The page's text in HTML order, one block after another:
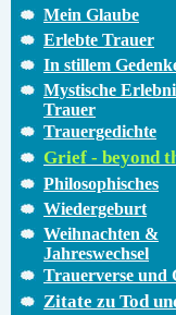
Mein Glaube
Erlebte Trauer
In stillem
Mystische
Trauer
Trauergedichte
Grief - beyond
Philosophisches
Wiedergeburt
Weihnachten &
Jahreswechsel
Trauerverse und
Zitate zu Tod